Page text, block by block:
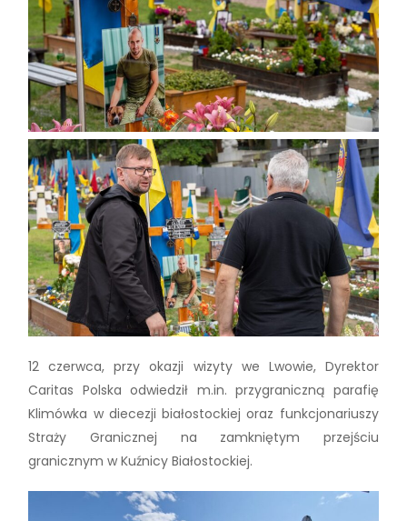
12 czerwca, przy okazji wizyty we Lwowie, Dyrektor
Caritas Polska odwiedził m.in. przygraniczną parafię
Klimówka w diecezji białostockiej oraz funkcjonariuszy
Straży Granicznej na zamkniętym przejściu
granicznym w Kuźnicy Białostockiej.